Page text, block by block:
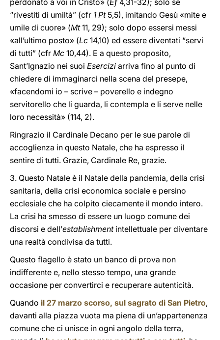
perdonato a voi in Cristo» (Ef4,31-32); solo se
“rivestiti di umiltà” (cfr 1 Pt5,5), imitando Gesù «mite e
umile di cuore» (Mt11, 29); solo dopo essersi messi
«all’ultimo posto» (Lc 14,10) ed essere diventati “servi
di tutti” (cfr Mc 10,44). E a questo proposito,
Sant’Ignazio nei suoi Esercizi arriva fino al punto di
chiedere di immaginarci nella scena del presepe,
«facendomi io – scrive – poverello e indegno
servitorello che li guarda, li contempla e li serve nelle
loro necessità» (114, 2).
Ringrazio il Cardinale Decano per le sue parole di
accoglienza in questo Natale, che ha espresso il
sentire di tutti. Grazie, Cardinale Re, grazie.
3. Questo Natale è il Natale della pandemia, della crisi
sanitaria, della crisi economica sociale e persino
ecclesiale che ha colpito ciecamente il mondo intero.
La crisi ha smesso di essere un luogo comune dei
discorsi e dell’establishmentintellettuale per diventare
una realtà condivisa da tutti.
Questo flagello è stato un banco di prova non
indifferente e, nello stesso tempo, una grande
occasione per convertirci e recuperare autenticità.
Quando il 27 marzo scorso, sul sagrato di San Pietro,
davanti alla piazza vuota ma piena di un’appartenenza
comune che ci unisce in ogni angolo della terra,